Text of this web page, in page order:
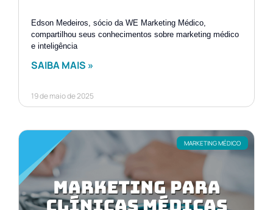
Edson Medeiros, sócio da WE Marketing Médico,
compartilhou seus conhecimentos sobre marketing médico
e inteligência
SAIBA MAIS »
19 de maio de 2025
MARKETING MÉDICO